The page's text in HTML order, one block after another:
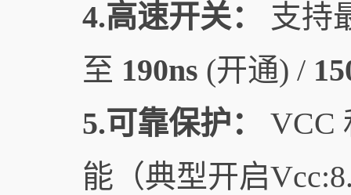
4.高速开关：
支持
至 190ns (开通) /
5.可靠保护：
VCC
能（典型开启